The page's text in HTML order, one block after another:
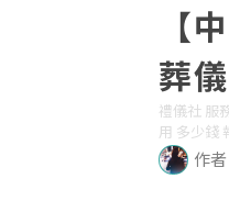
【
葬
禮儀社 服
用 多少錢
作者